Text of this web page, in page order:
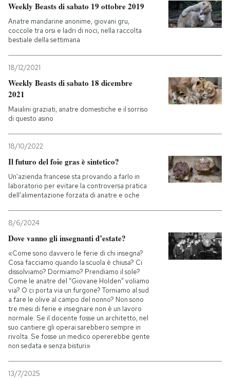
Weekly Beasts di sabato 19 ottobre 2019
Anatre mandarine anonime, giovani gru,
coccole tra orsi e ladri di noci, nella raccolta
bestiale della settimana
18/12/2021
Weekly Beasts di sabato 18 dicembre
2021
Maialini graziati, anatre domestiche e il sorriso
di questo asino
18/10/2022
Il futuro del foie gras è sintetico?
Un'azienda francese sta provando a farlo in
laboratorio per evitare la controversa pratica
dell'alimentazione forzata di anatre e oche
8/6/2024
Dove vanno gli insegnanti d’estate?
«Come sono davvero le ferie di chi insegna?
Cosa facciamo quando la scuola è chiusa? Ci
dissolviamo? Dormiamo? Prendiamo il sole?
Come le anatre del “Giovane Holden” voliamo
via? O ci porta via un furgone? Torniamo al sud
a fare le olive al campo del nonno? Non sono
tre mesi di ferie e insegnare non è un lavoro
normale. Se il docente fosse un architetto, nel
suo cantiere gli operai sarebbero sempre in
rivolta. Se fosse un medico opererebbe gente
non sedata e senza bisturi»
13/7/2025